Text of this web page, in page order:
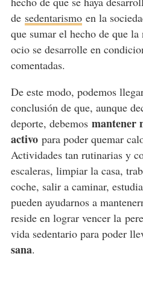
de sedentarismoen la
que sumar el hecho de que
ocio se desarrolle en
comentadas.
De este modo, podemos
conclusión de que, aunque
deporte, debemos mantener
activopara poder quemar
Actividades tan rutinarias y
escaleras, limpiar la casa,
coche, salir a caminar,
pueden ayudarnos a
reside en lograr vencer la
vida sedentario para poder
sana.